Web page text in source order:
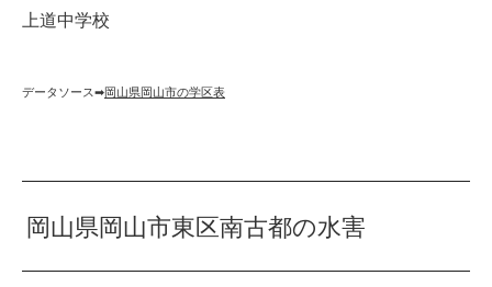
上道中学校
データソース➡︎岡山県岡山市の学区表
岡山県岡山市東区南古都の水害